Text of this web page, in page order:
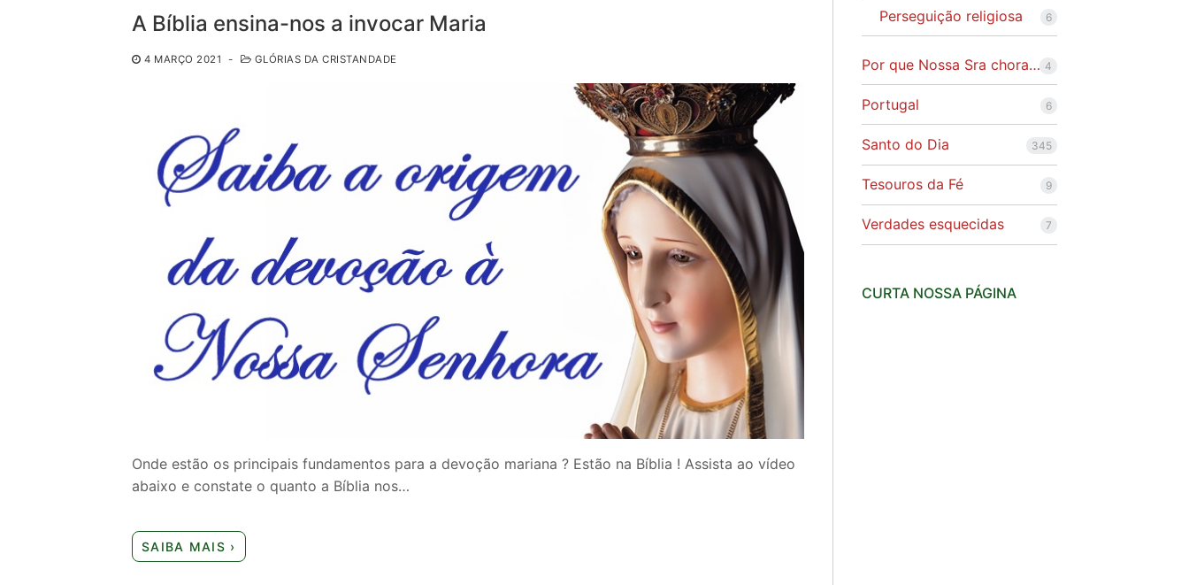
A Bíblia ensina-nos a invocar Maria
4 MARÇO 2021 - GLÓRIAS DA CRISTANDADE
Onde estão os principais fundamentos para a devoção mariana ? Estão na Bíblia ! Assista ao vídeo
abaixo e constate o quanto a Bíblia nos…
SAIBA MAIS ›
Perseguição religiosa 6
Por que Nossa Sra chora… 4
Portugal 6
Santo do Dia 345
Tesouros da Fé 9
Verdades esquecidas 7
CURTA NOSSA PÁGINA